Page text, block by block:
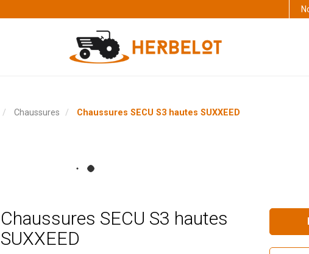
Chaussures Chaussures SECU S3 hautes SUXXEED
Chaussures SECU S3 hautes
SUXXEED